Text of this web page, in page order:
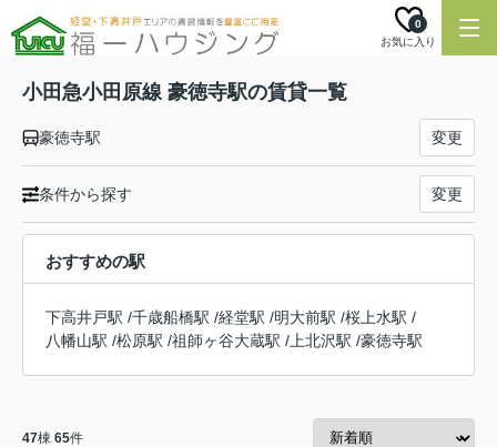
お気に入り
0
小田急小田原線 豪徳寺駅の賃貸一覧
豪徳寺駅 変更
条件から探す 変更
おすすめの駅
下高井戸駅 /千歳船橋駅 /経堂駅 /明大前駅 /桜上水駅 /
八幡山駅 /松原駅 /祖師ヶ谷大蔵駅 / 上北沢駅 /豪徳寺駅
47棟 65件